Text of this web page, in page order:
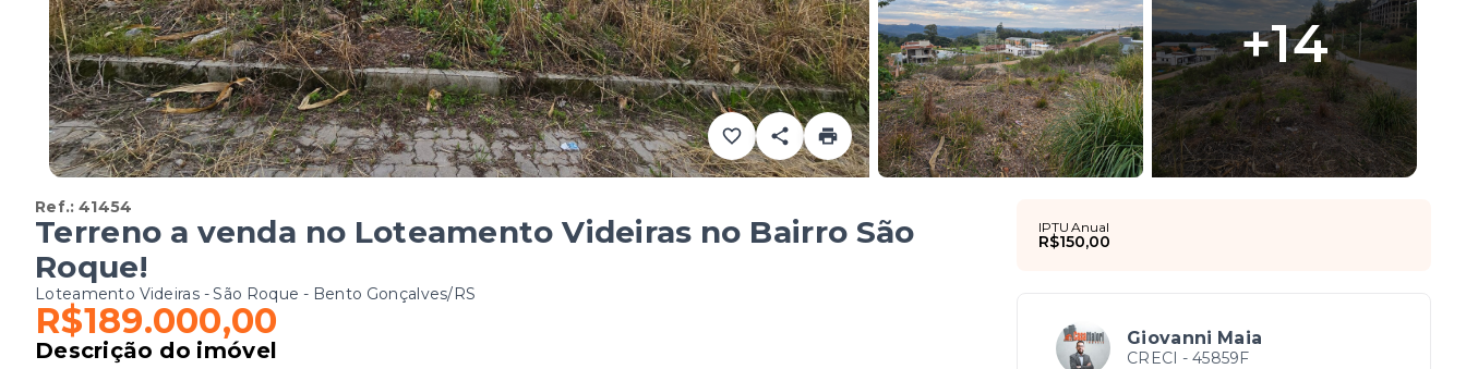
+14
Ref.:41454
Terreno a venda no Loteamento Videiras no Bairro São
Roque!
Loteamento Videiras -São Roque - Bento Gonçalves/RS
R$189.000,00
Descrição do imóvel
IPTU Anual
R$150,00
Giovanni Maia
CRECI - 45859F